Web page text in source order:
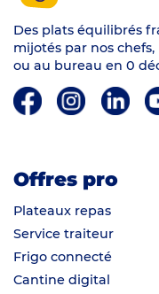
Des plats équilibrés
mijotés par nos
ou au bureau en 0
Offres pro
Plateaux repas
Service traiteur
Frigo connecté
Cantine digital